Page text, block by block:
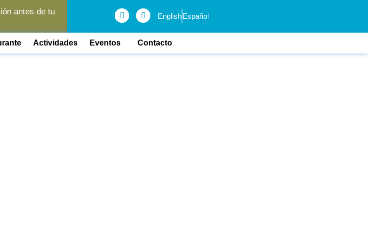
antes de tu
EnglishEspañol
Actividades Eventos Contacto